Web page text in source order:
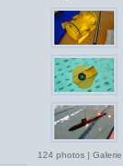
124 photos |